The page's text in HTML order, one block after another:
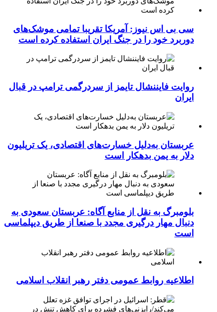
سی بی اس نیوز: آمریکا تقریبا تمامی موشک‌های
دوربرد خود را در جنگ ایران استفاده کرده است
روایت فایننشال تایمز از سردرگمی ترامپ در قبال
ایران
عربستان به‌دلیل خسارت‌های اقتصادی، یک تریلیون
دلار به یمن بدهکار است
بلومبرگ به نقل از منابع آگاه: عربستان سعودی به
دنبال مهار درگیری مجدد با صنعا از طریق دیپلماسی
است
اطلاعیه روابط عمومی دفتر رهبر انقلاب اسلامی